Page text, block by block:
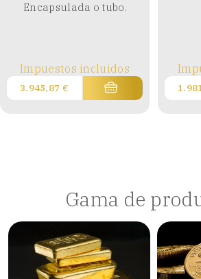
Encapsulada o tubo.
Impuestos incluidos
3.945,87 €
Gama de